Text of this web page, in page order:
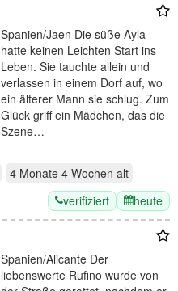
Spanien/Jaen Die süße Ayla
hatte keinen Leichten Start ins
Leben. Sie tauchte allein und
verlassen in einem Dorf auf, wo
ein älterer Mann sie schlug. Zum
Glück griff ein Mädchen, das die
Szene…
4 Monate 4 Wochen alt
verifiziert heute
Spanien/Alicante Der
liebenswerte Rufino wurde von